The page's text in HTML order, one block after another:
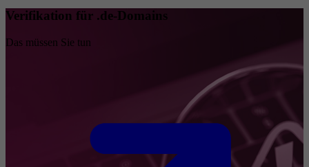
Verifikation für .de-Domains
Das müssen Sie tun